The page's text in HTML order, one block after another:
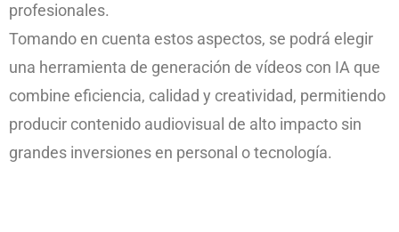
profesionales.
Tomando en cuenta estos aspectos, se podrá elegir
una herramienta de generación de vídeos con IA que
combine eficiencia, calidad y creatividad, permitiendo
producir contenido audiovisual de alto impacto sin
grandes inversiones en personal o tecnología.